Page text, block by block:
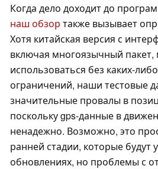
Когда дело доходит до
наш обзор также вызывает
Хотя китайская версия с
включая многоязычный
использоваться без каких-
ограничений, наши тестовые
значительные провалы в
поскольку gps-данные в
ненадежно. Возможно, это
ранней стадии, которые будут
обновлениях, но проблемы с